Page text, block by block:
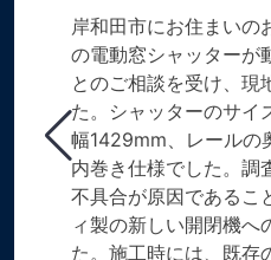
岸和田市にお住まいの
の電動窓シャッターが
とのご相談を受け、現
た。シャッターのサイ
幅1429mm、レールの
内巻き仕様でした。調
不具合が原因であるこ
ィ製の新しい開閉機へ
た。施工時には、既存